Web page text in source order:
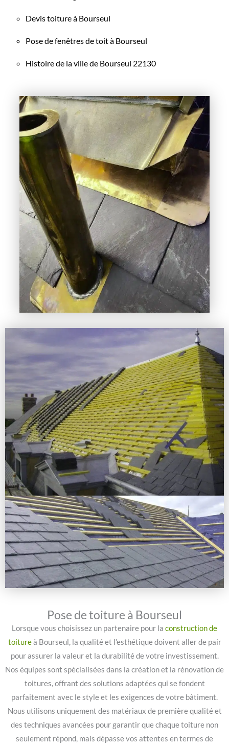
Devis toiture à Bourseul
Pose de fenêtres de toit à Bourseul
Histoire de la ville de Bourseul 22130
Pose de toiture à Bourseul
Lorsque vous choisissez un partenaire pour la construction de
toitureà Bourseul, la qualité et l’esthétique doivent aller de pair
pour assurer la valeur et la durabilité de votre investissement.
Nos équipes sont spécialisées dans la création et la rénovation de
toitures, offrant des solutions adaptées qui se fondent
parfaitement avec le style et les exigences de votre bâtiment.
Nous utilisons uniquement des matériaux de première qualité et
des techniques avancées pour garantir que chaque toiture non
seulement répond, mais dépasse vos attentes en termes de